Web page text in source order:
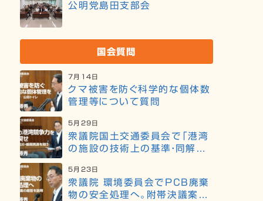
公明党島田支部会
国会質問
7月14日
クマ被害を防ぐ科学的な個体数
管理等について質問
5月29日
衆議院国土交通委員会で「港湾
の施設の技術上の基準・同解説」
5月23日
衆議院 環境委員会でPCB廃棄
物の安全処理へ。附帯決議案の